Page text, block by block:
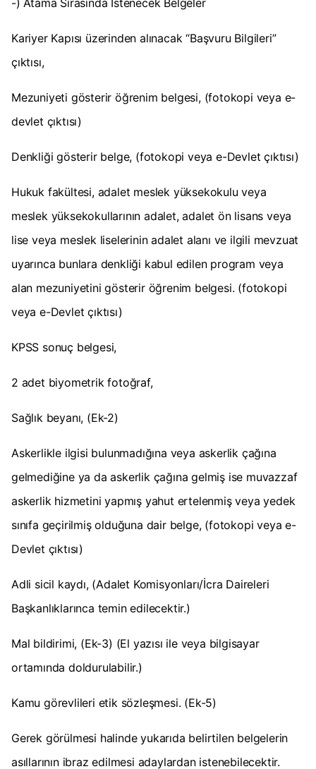
-) Atama Sırasında İstenecek Belgeler
Kariyer Kapısı üzerinden alınacak “Başvuru Bilgileri”
çıktısı,
Mezuniyeti gösterir öğrenim belgesi, (fotokopi veya e-
devlet çıktısı)
Denkliği gösterir belge, (fotokopi veya e-Devlet çıktısı)
Hukuk fakültesi, adalet meslek yüksekokulu veya
meslek yüksekokullarının adalet, adalet ön lisans veya
lise veya meslek liselerinin adalet alanı ve ilgili mevzuat
uyarınca bunlara denkliği kabul edilen program veya
alan mezuniyetini gösterir öğrenim belgesi. (fotokopi
veya e-Devlet çıktısı)
KPSS sonuç belgesi,
2 adet biyometrik fotoğraf,
Sağlık beyanı, (Ek-2)
Askerlikle ilgisi bulunmadığına veya askerlik çağına
gelmediğine ya da askerlik çağına gelmiş ise muvazzaf
askerlik hizmetini yapmış yahut ertelenmiş veya yedek
sınıfa geçirilmiş olduğuna dair belge, (fotokopi veya e-
Devlet çıktısı)
Adli sicil kaydı, (Adalet Komisyonları/İcra Daireleri
Başkanlıklarınca temin edilecektir.)
Mal bildirimi, (Ek-3) (El yazısı ile veya bilgisayar
ortamında doldurulabilir.)
Kamu görevlileri etik sözleşmesi. (Ek-5)
Gerek görülmesi halinde yukarıda belirtilen belgelerin
asıllarının ibraz edilmesi adaylardan istenebilecektir.